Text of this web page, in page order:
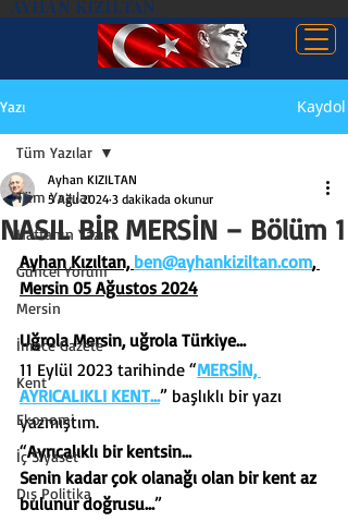
AYHAN KIZILTAN
Yazı Kaydol
Tüm Yazılar
Haftanın Yazısı
Güncel Yorum
Mersin
İmece Gazete
Kent
Ekonomi
İç Siyaset
Dış Politika
Tüm Yazılar
NASIL BİR MERSİN – Bölüm 1
Ayhan KIZILTAN
5 Ağu 2024 3 dakikada okunur
Ayhan Kızıltan, ben@ayhankiziltan.com,
Mersin 05 Ağustos 2024
Uğrola Mersin, uğrola Türkiye…
11 Eylül 2023 tarihinde “MERSİN,
AYRICALIKLI KENT…” başlıklı bir yazı
yazmıştım.
“Ayrıcalıklı bir kentsin...
Senin kadar çok olanağı olan bir kent az
bulunur doğrusu…”